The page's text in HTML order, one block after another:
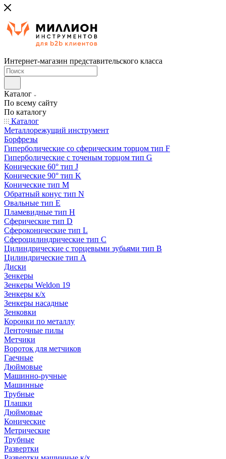
Интернет-магазин представительского класса
Каталог
По всему сайту
По каталогу
Каталог
Металлорежущий инструмент
Борфрезы
Гиперболические cо сферическим торцом тип F
Гиперболические с точеным торцом тип G
Конические 60° тип J
Конические 90° тип K
Конические тип M
Обратный конус тип N
Овальные тип E
Пламевидные тип H
Сферические тип D
Сфероконические тип L
Сфероцилиндрические тип C
Цилиндрические с торцевыми зубьями тип B
Цилиндрические тип А
Диски
Зенкеры
Зенкеры Weldon 19
Зенкеры к/х
Зенкеры насадные
Зенковки
Коронки по металлу
Ленточные пилы
Метчики
Вороток для метчиков
Гаечные
Дюймовые
Машинно-ручные
Машинные
Трубные
Плашки
Дюймовые
Конические
Метрические
Трубные
Развертки